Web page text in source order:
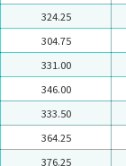
324.25
304.75
331.00
346.00
333.50
364.25
376.25